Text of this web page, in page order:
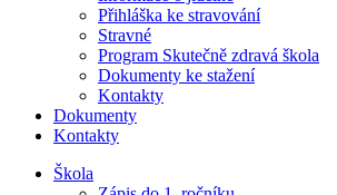
Přihláška ke stravování
Stravné
Program Skutečně zdravá škola
Dokumenty ke stažení
Kontakty
Dokumenty
Kontakty
Škola